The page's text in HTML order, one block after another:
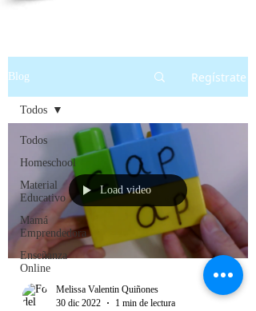
Blog Regístrate
Todos
Homeschool
Material
Educativo
Mamá
Emprendedora
Enseñanza
Online
Todos
Load video
Melissa Valentin Quiñones
30 dic 2022
1 min de lectura